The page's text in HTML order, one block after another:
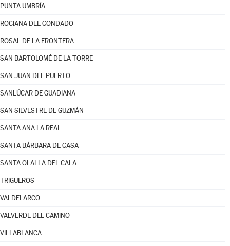
PUNTA UMBRÍA
ROCIANA DEL CONDADO
ROSAL DE LA FRONTERA
SAN BARTOLOMÉ DE LA TORRE
SAN JUAN DEL PUERTO
SANLÚCAR DE GUADIANA
SAN SILVESTRE DE GUZMÁN
SANTA ANA LA REAL
SANTA BÁRBARA DE CASA
SANTA OLALLA DEL CALA
TRIGUEROS
VALDELARCO
VALVERDE DEL CAMINO
VILLABLANCA